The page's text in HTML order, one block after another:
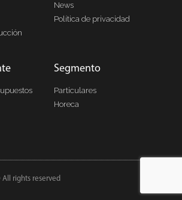
News
Política de privacidad
Segmento
Particulares
Horeca
rights reserved